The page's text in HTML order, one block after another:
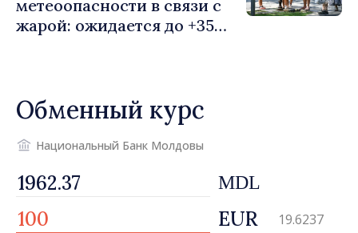
метеоопасности в связи с
жарой: ожидается до +35
Обменный курс
Национальный Банк Молдовы
MDL
EUR 19.6237